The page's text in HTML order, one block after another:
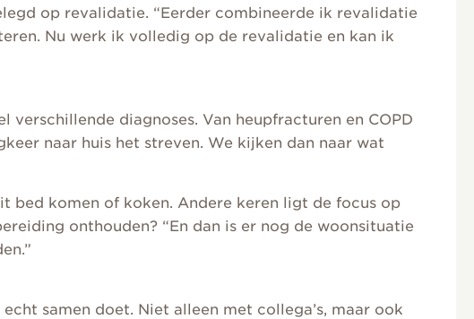
op revalidatie. “Eerder combineerde ik revalidatie
Nu werk ik volledig op de revalidatie en kan ik
diagnoses. Van heupfracturen en COPD
naar huis het streven. We kijken dan naar wat
bed komen of koken. Andere keren ligt de focus op
onthouden? “En dan is er nog de woonsituatie
samen doet. Niet alleen met collega’s, maar ook